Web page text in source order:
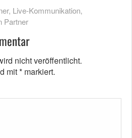
, Live-Kommunikation,
Partner
nicht veröffentlicht.
mit* markiert.